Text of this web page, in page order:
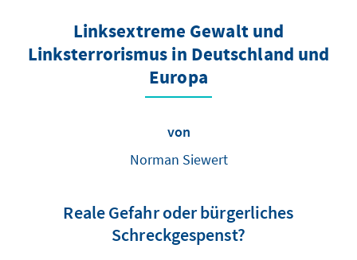
Linksextreme Gewalt und
Linksterrorismus in Deutschland und
Europa
von
Norman Siewert
Reale Gefahr oder bürgerliches
Schreckgespenst?